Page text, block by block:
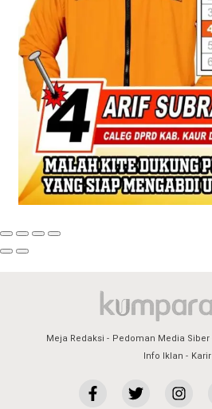
Meja Redaksi Pedoman Media Siber
Info Iklan
Karir